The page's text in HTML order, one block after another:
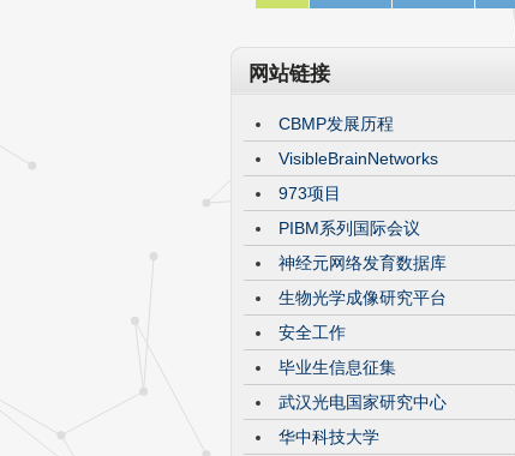
网站链接
CBMP发展历程
VisibleBrainNetworks
973项目
PIBM系列国际会议
神经元网络发育数据库
生物光学成像研究平台
安全工作
毕业生信息征集
武汉光电国家研究中心
华中科技大学